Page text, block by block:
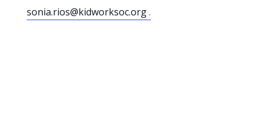
sonia.rios@kidworksoc.org.